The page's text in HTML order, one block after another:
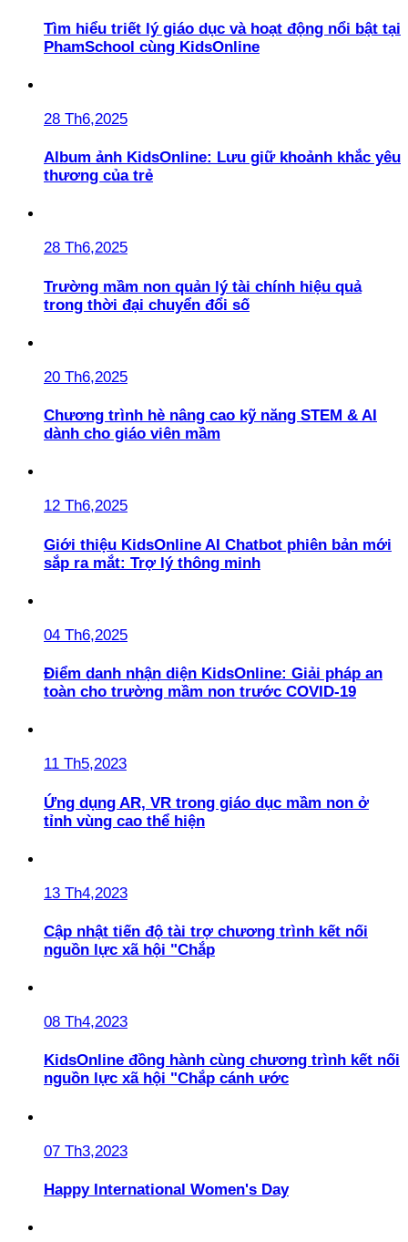
Tìm hiểu triết lý giáo dục và hoạt động nổi bật tại
PhamSchool cùng KidsOnline
28 Th6,2025
Album ảnh KidsOnline: Lưu giữ khoảnh khắc yêu
thương của trẻ
28 Th6,2025
Trường mầm non quản lý tài chính hiệu quả
trong thời đại chuyển đổi số
20 Th6,2025
Chương trình hè nâng cao kỹ năng STEM & AI
dành cho giáo viên mầm
12 Th6,2025
Giới thiệu KidsOnline AI Chatbot phiên bản mới
sắp ra mắt: Trợ lý thông minh
04 Th6,2025
Điểm danh nhận diện KidsOnline: Giải pháp an
toàn cho trường mầm non trước COVID-19
11 Th5,2023
Ứng dụng AR, VR trong giáo dục mầm non ở
tỉnh vùng cao thể hiện
13 Th4,2023
Cập nhật tiến độ tài trợ chương trình kết nối
nguồn lực xã hội "Chắp
08 Th4,2023
KidsOnline đồng hành cùng chương trình kết nối
nguồn lực xã hội "Chắp cánh ước
07 Th3,2023
Happy International Women's Day